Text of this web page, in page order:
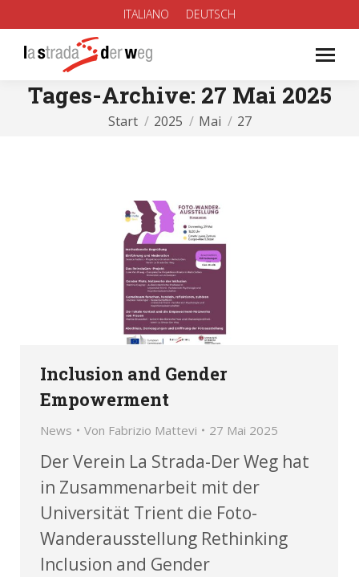
ITALIANO DEUTSCH
Tages-Archive: 27 Mai 2025
Sie befinden sich hier:
Start 2025 Mai 27
Inclusion and Gender
Empowerment
News Von Fabrizio Mattevi 27 Mai 2025
Der Verein La Strada-Der Weg hat
in Zusammenarbeit mit der
Universität Trient die Foto-
Wanderausstellung Rethinking
Inclusion and Gender